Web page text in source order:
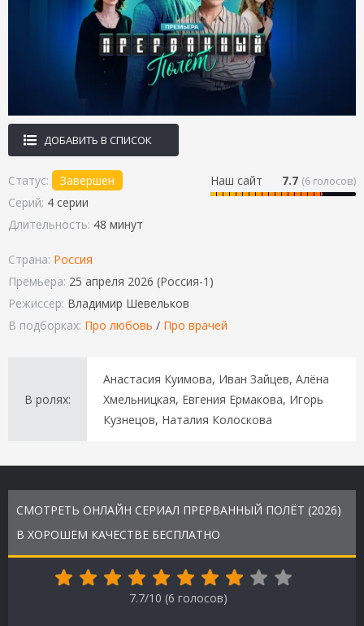
ДОБАВИТЬ В СПИСОК
Наш сайт 7.7 (6 голосов)
Статус:
Завершен
Серий: 4 серии
Длительность: 48 минут
Страна: Россия
Премьера: 25 апреля 2026 (Россия-1)
Режиссёр: Bлaдимиp Шeвeлькoв
В подборках: Про любовь / Про врачей
В ролях:
Анастасия Куимова, Иван Зайцев, Алёна
Хмельницкая, Евгения Ермакова, Игорь
Кузнецов, Наталия Колоскова
СМОТРЕТЬ ОНЛАЙН СЕРИАЛ ПРЕРВАННЫЙ ПОЛЁТ (2026)
В ХОРОШЕМ КАЧЕСТВЕ БЕСПЛАТНО
7.7/10 (6 голосов)